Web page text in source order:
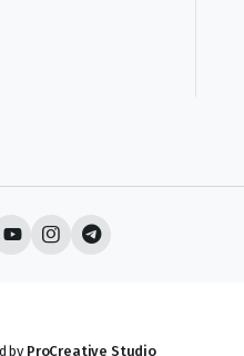
by ProCreative Studio